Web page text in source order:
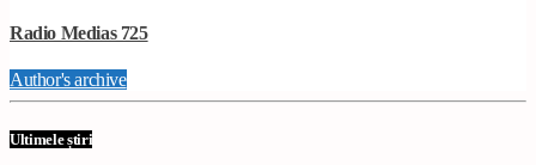
Radio Medias 725
Author's archive
Ultimele știri